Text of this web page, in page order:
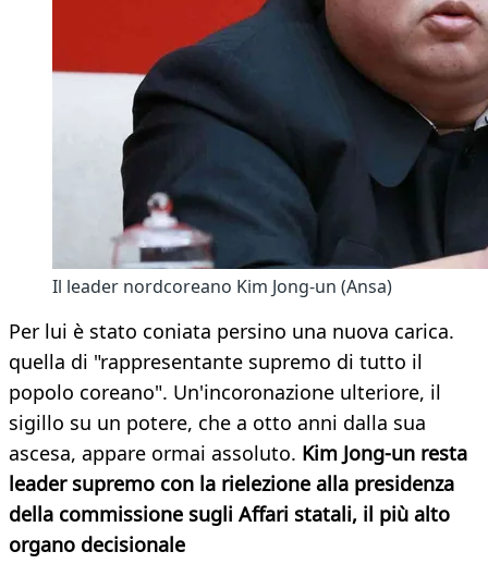
Il leader nordcoreano Kim Jong-un (Ansa)
Per lui è stato coniata persino una nuova carica.
quella di "rappresentante supremo di tutto il
popolo coreano". Un'incoronazione ulteriore, il
sigillo su un potere, che a otto anni dalla sua
ascesa, appare ormai assoluto. Kim Jong-un resta
leader supremo con la rielezione alla presidenza
della commissione sugli Affari statali, il più alto
organo decisionale